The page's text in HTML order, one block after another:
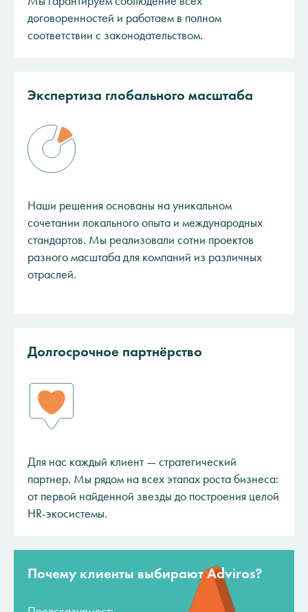
договоренностей и работаем в полном
соответствии с законодательством.
Экспертиза глобального масштаба
Наши решения основаны на уникальном
сочетании локального опыта и международных
стандартов. Мы реализовали сотни проектов
разного масштаба для компаний из различных
отраслей.
Долгосрочное партнёрство
Для нас каждый клиент — стратегический
партнер. Мы рядом на всех этапах роста бизнеса:
от первой найденной звезды до построения целой
HR-экосистемы.
Почему клиенты выбирают Adviros?